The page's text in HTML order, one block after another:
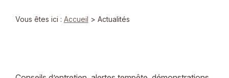
Vous êtes ici : Accueil > Actualités